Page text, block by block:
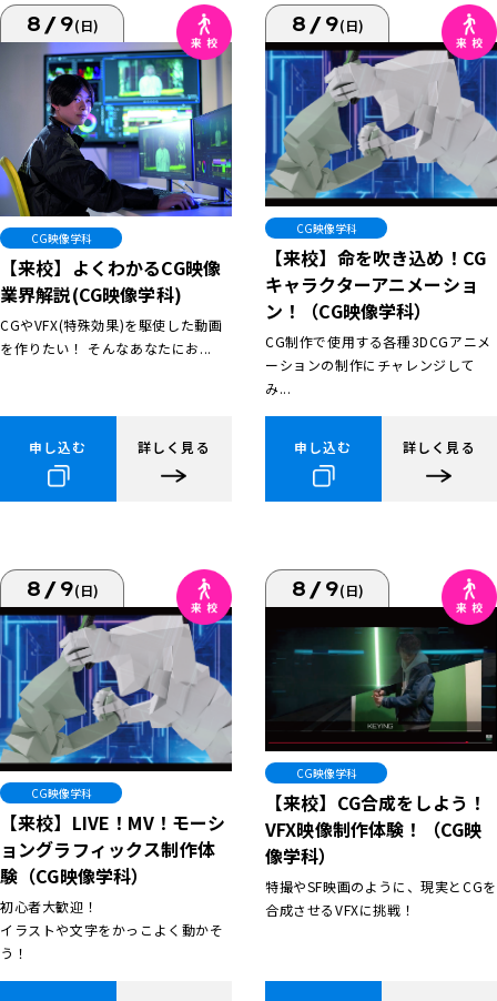
8/9(日)
CG映像学科
【来校】よくわかるCG映像
業界解説(CG映像学科)
CGやVFX(特殊効果)を駆使した動画
を作りたい！ そんなあなたにお...
申し込む 詳しく見る
8/9(日)
CG映像学科
【来校】命を吹き込め！CG
キャラクターアニメーショ
ン！（CG映像学科）
CG制作で使用する各種3DCGアニメ
ーションの制作にチャレンジして
み...
申し込む 詳しく見る
8/9(日)
CG映像学科
【来校】LIVE！MV！モーシ
ョングラフィックス制作体
験（CG映像学科）
初心者大歓迎！
イラストや文字をかっこよく動かそ
う！
8/9(日)
CG映像学科
【来校】CG合成をしよう！
VFX映像制作体験！（CG映
像学科）
特撮やSF映画のように、現実とCGを
合成させるVFXに挑戦！